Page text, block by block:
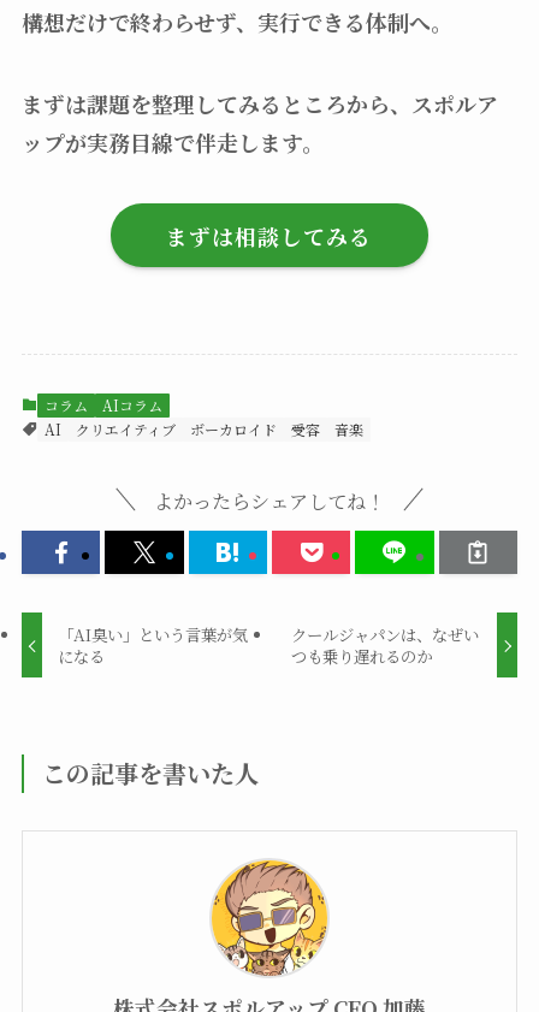
構想だけで終わらせず、実行できる体制へ。
まずは課題を整理してみるところから、スポルア
ップが実務目線で伴走します。
まずは相談してみる
コラム
AIコラム
AI
クリエイティブ ボーカロイド 受容 音楽
よかったらシェアしてね！
「AI臭い」という言葉が気
になる
クールジャパンは、なぜい
つも乗り遅れるのか
この記事を書いた人